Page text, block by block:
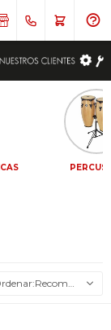
Recomendados